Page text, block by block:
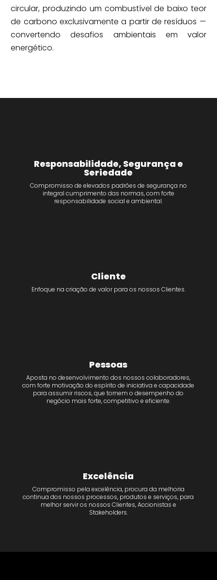
circular, produzindo um combustível de baixo teor
de carbono exclusivamente a partir de resíduos —
convertendo desafios ambientais em valor
energético.
Responsabilidade, Segurança e
Seriedade
Compromisso de elevados padrões de segurança no
integral cumprimento das normas, com forte
responsabilidade social e ambiental.
Cliente
Enfoque na criação de valor para os nossos Clientes.
Pessoas
Aposta no desenvolvimento dos nossos colaboradores,
com forte motivação do espírito de iniciativa e capacidade
para assumir riscos, que tornem o desempenho do
negócio mais forte, competitivo e eficiente.
Excelência
Compromisso pela excelência, procura da melhoria
continua dos nossos processos, produtos e serviços, para
melhor servir os nossos Clientes, Accionistas e
Stakeholders.